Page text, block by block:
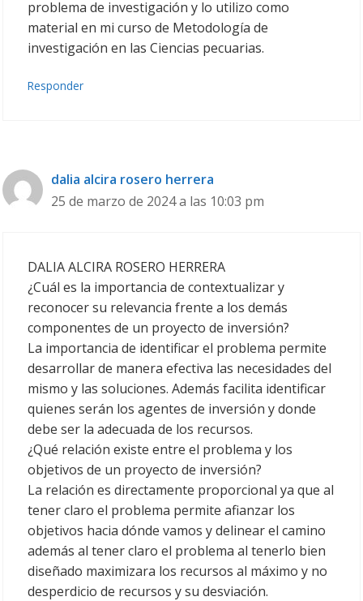
problema de investigación y lo utilizo como
material en mi curso de Metodología de
investigación en las Ciencias pecuarias.
Responder
dalia alcira rosero herrera
25 de marzo de 2024 a las 10:03 pm
DALIA ALCIRA ROSERO HERRERA
¿Cuál es la importancia de contextualizar y
reconocer su relevancia frente a los demás
componentes de un proyecto de inversión?
La importancia de identificar el problema permite
desarrollar de manera efectiva las necesidades del
mismo y las soluciones. Además facilita identificar
quienes serán los agentes de inversión y donde
debe ser la adecuada de los recursos.
¿Qué relación existe entre el problema y los
objetivos de un proyecto de inversión?
La relación es directamente proporcional ya que al
tener claro el problema permite afianzar los
objetivos hacia dónde vamos y delinear el camino
además al tener claro el problema al tenerlo bien
diseñado maximizara los recursos al máximo y no
desperdicio de recursos y su desviación.